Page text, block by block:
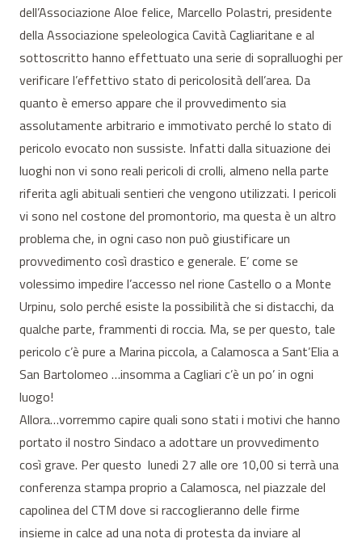
dell’Associazione Aloe felice, Marcello Polastri, presidente
della Associazione speleologica Cavità Cagliaritane e al
sottoscritto hanno effettuato una serie di sopralluoghi per
verificare l’effettivo stato di pericolosità dell’area. Da
quanto è emerso appare che il provvedimento sia
assolutamente arbitrario e immotivato perché lo stato di
pericolo evocato non sussiste. Infatti dalla situazione dei
luoghi non vi sono reali pericoli di crolli, almeno nella parte
riferita agli abituali sentieri che vengono utilizzati. I pericoli
vi sono nel costone del promontorio, ma questa è un altro
problema che, in ogni caso non può giustificare un
provvedimento così drastico e generale. E’ come se
volessimo impedire l’accesso nel rione Castello o a Monte
Urpinu, solo perché esiste la possibilità che si distacchi, da
qualche parte, frammenti di roccia. Ma, se per questo, tale
pericolo c’è pure a Marina piccola, a Calamosca a Sant’Elia a
San Bartolomeo …insomma a Cagliari c’è un po’ in ogni
luogo!
Allora…vorremmo capire quali sono stati i motivi che hanno
portato il nostro Sindaco a adottare un provvedimento
così grave. Per questo lunedi 27 alle ore 10,00 si terrà una
conferenza stampa proprio a Calamosca, nel piazzale del
capolinea del CTM dove si raccoglieranno delle firme
insieme in calce ad una nota di protesta da inviare al